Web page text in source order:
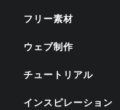
フリー素材
ウェブ制作
チュートリアル
インスピレーション